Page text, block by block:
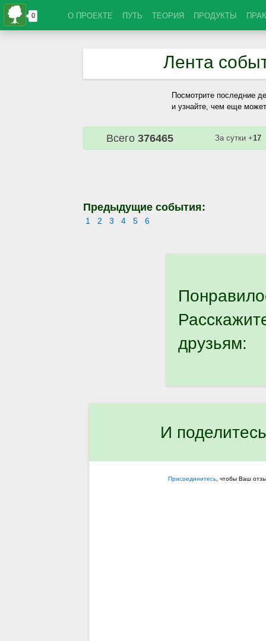
О ПРОЕКТЕ ПУТЬ ТЕОРИЯ ПРОДУКТЫ
Лента
Посмотрите последние
и узнайте, чем еще
Всего376465 За сутки +17
Предыдущие события:
1 2 3 4 5 6
друзьям:
И
Присоединитесь , чтобы Ваш